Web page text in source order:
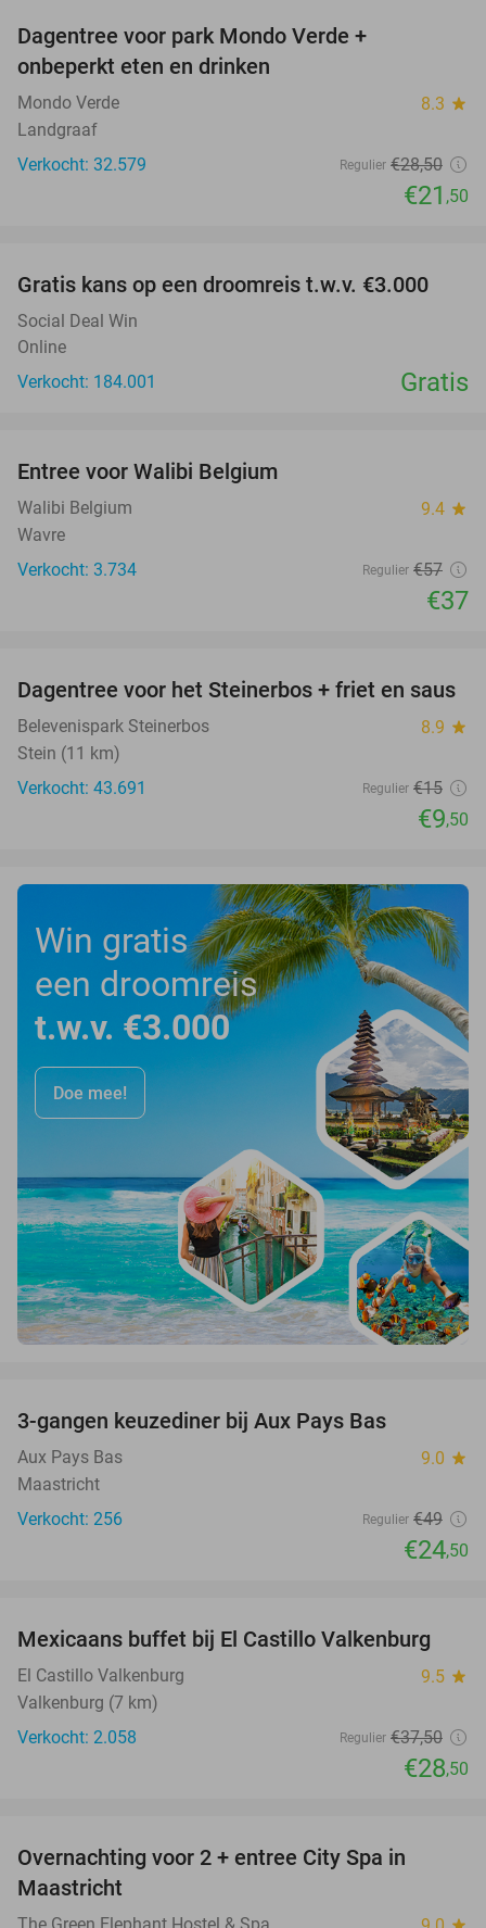
Dagentree voor park Mondo Verde +
onbeperkt eten en drinken
Mondo Verde 8.3 star
Landgraaf
Verkocht: 32.579
Regulier €28,50
€21 ,50
Gratis kans op een droomreis t.w.v. €3.000
Social Deal Win
Online
Verkocht: 184.001
Gratis
Entree voor Walibi Belgium
Walibi Belgium 9.4 star
Wavre
Verkocht: 3.734
Regulier €57
€37
37%
Dagentree voor het Steinerbos + friet en saus
Belevenispark Steinerbos 8.9 star
Stein (11 km)
Verkocht: 43.691
Regulier €15
€9,50
Win gratis
een droomreis
t.w.v. €3.000
Doe mee!
3-gangen keuzediner bij Aux Pays Bas
Aux Pays Bas 9.0 star
Maastricht
Verkocht: 256
Regulier €49
€24,50
24%
Mexicaans buffet bij El Castillo Valkenburg
El Castillo Valkenburg 9.5 star
Valkenburg (7 km)
Verkocht: 2.058
Regulier €37,50
€28,50
Overnachting voor 2 + entree City Spa in
Maastricht